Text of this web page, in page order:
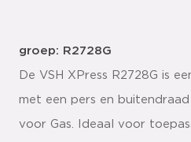
groep: R2728G
De VSH XPress R2728G is
met een pers en
voor Gas. Ideaal voor